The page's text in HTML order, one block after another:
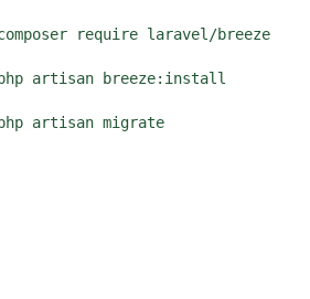
require laravel/breeze
artisan breeze:install
artisan migrate